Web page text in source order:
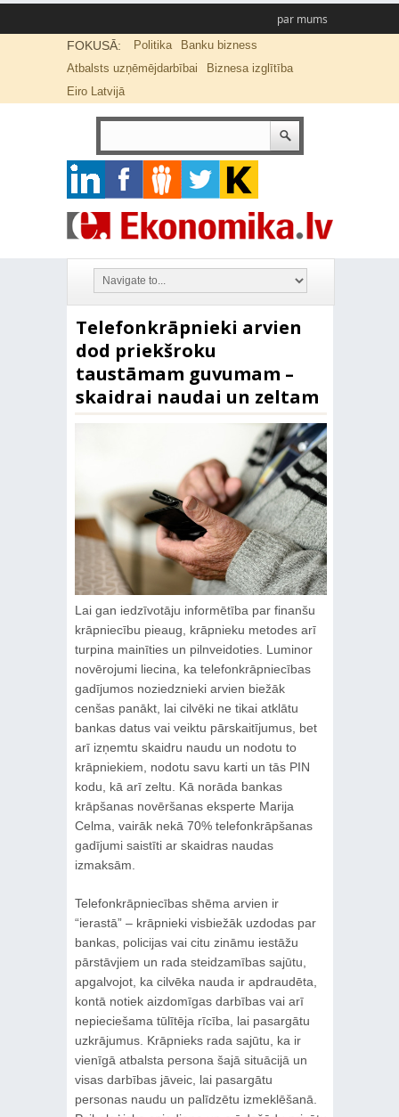
par mums
FOKUSĀ: Politika
Banku bizness
Atbalsts uzņēmējdarbībai
Biznesa izglītība
Eiro Latvijā
Telefonkrāpnieki arvien
dod priekšroku
taustāmam guvumam –
skaidrai naudai un zeltam
Lai gan iedzīvotāju informētība par finanšu
krāpniecību pieaug, krāpnieku metodes arī
turpina mainīties un pilnveidoties. Luminor
novērojumi liecina, ka telefonkrāpniecības
gadījumos noziedznieki arvien biežāk
cenšas panākt, lai cilvēki ne tikai atklātu
bankas datus vai veiktu pārskaitījumus, bet
arī izņemtu skaidru naudu un nodotu to
krāpniekiem, nodotu savu karti un tās PIN
kodu, kā arī zeltu. Kā norāda bankas
krāpšanas novēršanas eksperte Marija
Celma, vairāk nekā 70% telefonkrāpšanas
gadījumi saistīti ar skaidras naudas
izmaksām.
Telefonkrāpniecības shēma arvien ir
“ierastā” – krāpnieki visbiežāk uzdodas par
bankas, policijas vai citu zināmu iestāžu
pārstāvjiem un rada steidzamības sajūtu,
apgalvojot, ka cilvēka nauda ir apdraudēta,
kontā notiek aizdomīgas darbības vai arī
nepieciešama tūlītēja rīcība, lai pasargātu
uzkrājumus. Krāpnieks rada sajūtu, ka ir
vienīgā atbalsta persona šajā situācijā un
visas darbības jāveic, lai pasargātu
personas naudu un palīdzētu izmeklēšanā.